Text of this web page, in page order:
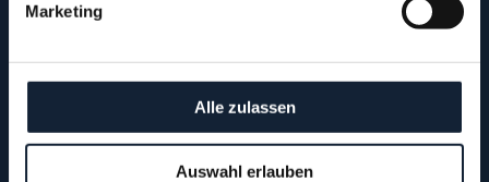
Marketing
Alle zulassen
Auswahl erlauben
Impressum
Datenschutz
AGB